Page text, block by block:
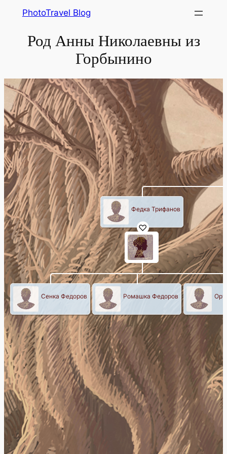
content
PhotoTravel Blog
Род Анны Николаевны из
Горбынино
Федка Трифанов
Сенка Федоров Ромашка Федоров